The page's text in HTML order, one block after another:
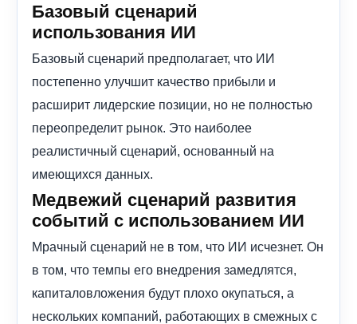
Базовый сценарий
использования ИИ
Базовый сценарий предполагает, что ИИ
постепенно улучшит качество прибыли и
расширит лидерские позиции, но не полностью
переопределит рынок. Это наиболее
реалистичный сценарий, основанный на
имеющихся данных.
Медвежий сценарий развития
событий с использованием ИИ
Мрачный сценарий не в том, что ИИ исчезнет. Он
в том, что темпы его внедрения замедлятся,
капиталовложения будут плохо окупаться, а
нескольких компаний, работающих в смежных с